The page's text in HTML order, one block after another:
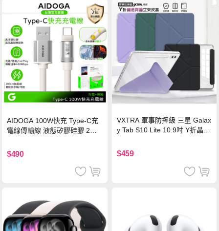
AIDOGA 100W快充 Type-C充
電線傳輸線 液態矽膠硅膠 2M
$490
VXTRA 軍事防摔級 三星 Galax
y Tab S10 Lite 10.9吋 Y折晶透
$459